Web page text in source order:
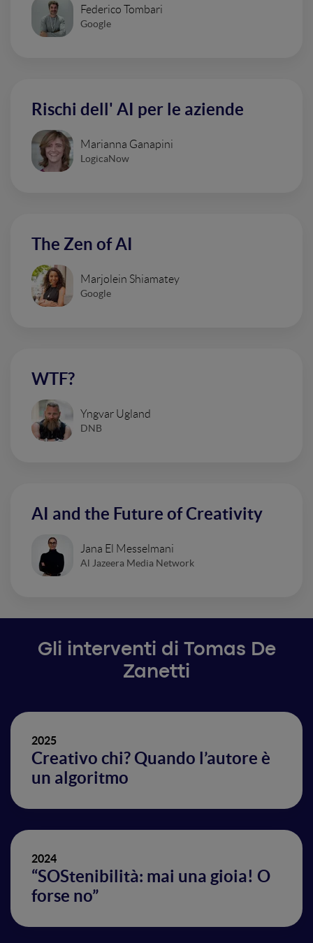
Federico Tombari
Google
Rischi dell' AI per le aziende
Marianna Ganapini
LogicaNow
The Zen of AI
Marjolein Shiamatey
Google
WTF?
Yngvar Ugland
DNB
AI and the Future of Creativity
Jana El Messelmani
Al Jazeera Media Network
Gli interventi di Tomas De
Zanetti
2025
Creativo chi? Quando l’autore è
un algoritmo
2024
“SOStenibilità: mai una gioia! O
forse no”